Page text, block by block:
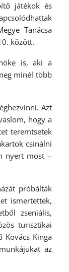
játékok és
Tanácsa
között.
is, aki a
minél több
Azt
hogy a
teremtsetek
csinálni
nyert most –
próbálták
ismertettek,
zseniális,
turisztikai
Kovács Kinga
az